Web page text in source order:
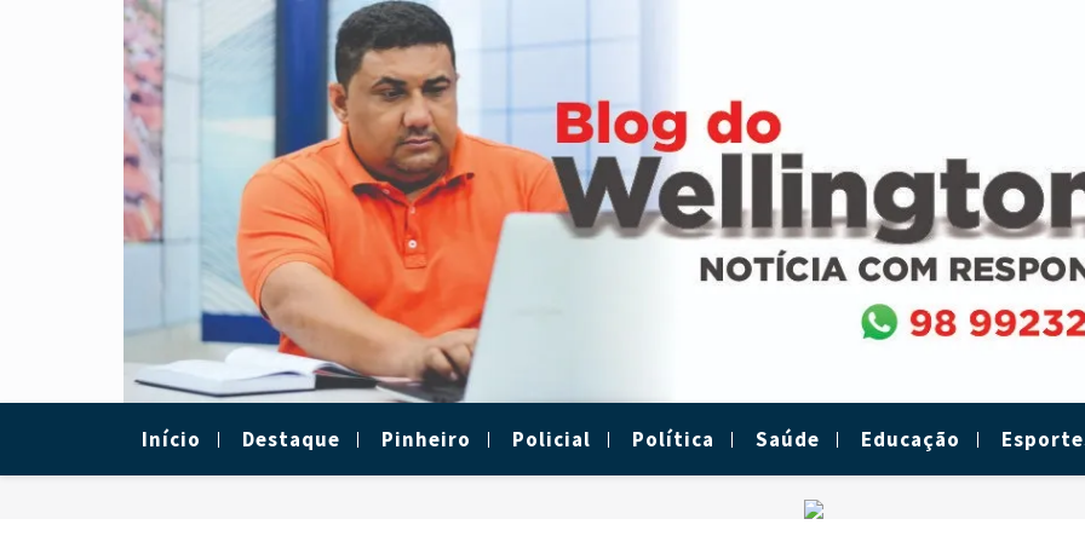
Início Destaque Pinheiro Policial Política Saúde Educação